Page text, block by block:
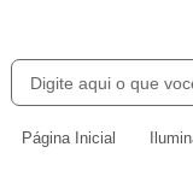
Página Inicial